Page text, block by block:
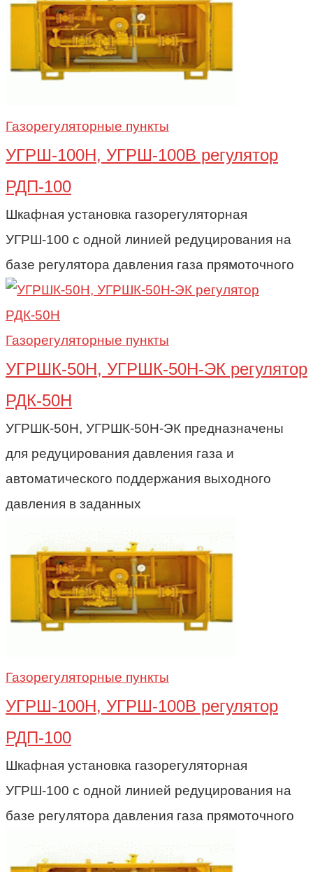
Газорегуляторные пункты
УГРШ-100Н, УГРШ-100В регулятор
РДП-100
Шкафная установка газорегуляторная
УГРШ-100 с одной линией редуцирования на
базе регулятора давления газа прямоточного
Газорегуляторные пункты
УГРШК-50Н, УГРШК-50Н-ЭК регулятор
РДК-50Н
УГРШК-50Н, УГРШК-50Н-ЭК предназначены
для редуцирования давления газа и
автоматического поддержания выходного
давления в заданных
Газорегуляторные пункты
УГРШ-100Н, УГРШ-100В регулятор
РДП-100
Шкафная установка газорегуляторная
УГРШ-100 с одной линией редуцирования на
базе регулятора давления газа прямоточного